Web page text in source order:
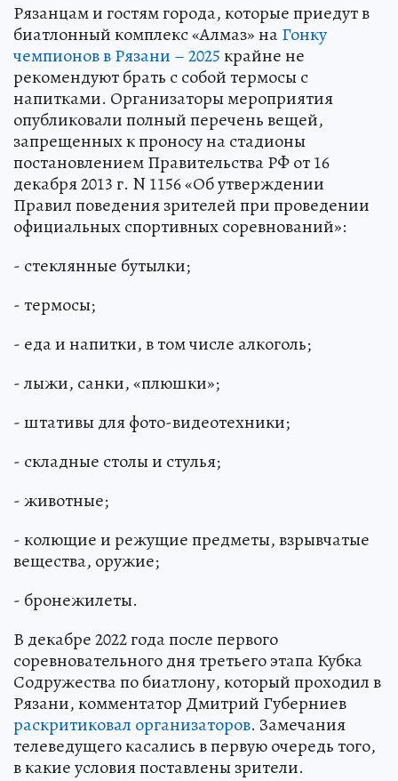
Рязанцам и гостям города, которые приедут в
биатлонный комплекс «Алмаз» наГонку
чемпионов в Рязани – 2025крайне не
рекомендуют брать с собой термосы с
напитками. Организаторы мероприятия
опубликовали полный перечень вещей,
запрещенных к проносу на стадионы
постановлением Правительства РФ от 16
декабря 2013 г. N 1156 «Об утверждении
Правил поведения зрителей при проведении
официальных спортивных соревнований»:
- стеклянные бутылки;
- термосы;
- еда и напитки, в том числе алкоголь;
- лыжи, санки, «плюшки»;
- штативы для фото-видеотехники;
- складные столы и стулья;
- животные;
- колющие и режущие предметы, взрывчатые
вещества, оружие;
- бронежилеты.
В декабре 2022 года после первого
соревновательного дня третьего этапа Кубка
Содружества по биатлону, который проходил в
Рязани, комментатор Дмитрий Губерниев
раскритиковал организаторов. Замечания
телеведущего касались в первую очередь того,
в какие условия поставлены зрители.